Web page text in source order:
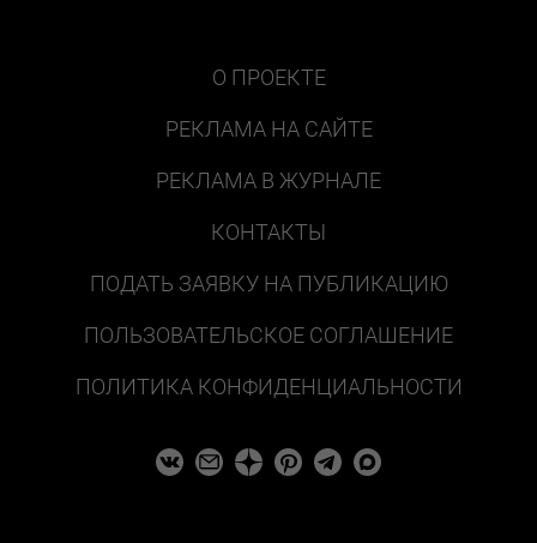
О ПРОЕКТЕ
РЕКЛАМА НА САЙТЕ
РЕКЛАМА В ЖУРНАЛЕ
КОНТАКТЫ
ПОДАТЬ ЗАЯВКУ НА ПУБЛИКАЦИЮ
ПОЛЬЗОВАТЕЛЬСКОЕ СОГЛАШЕНИЕ
ПОЛИТИКА КОНФИДЕНЦИАЛЬНОСТИ